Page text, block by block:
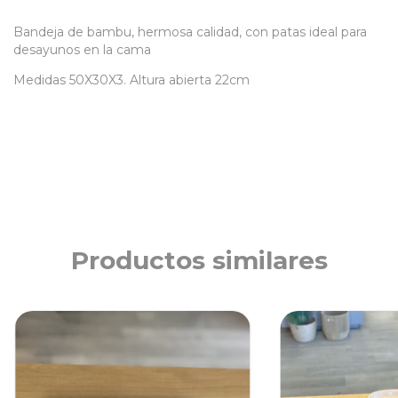
Bandeja de bambu, hermosa calidad, con patas ideal para
desayunos en la cama
Medidas 50X30X3. Altura abierta 22cm
Productos similares